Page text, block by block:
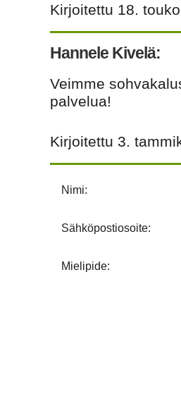
Kirjoitettu 18.
Hannele Kivelä:
Veimme
palvelua!
Kirjoitettu 3.
Nimi:
Sähköpostiosoite:
Mielipide: